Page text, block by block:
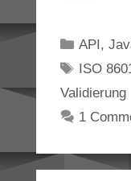
API,
Tags
ISO
Validierung
1